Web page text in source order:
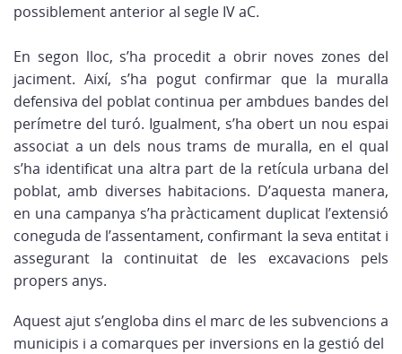
possiblement anterior al segle IV aC.
En segon lloc, s’ha procedit a obrir noves zones del
jaciment. Així, s’ha pogut confirmar que la muralla
defensiva del poblat continua per ambdues bandes del
perímetre del turó. Igualment, s’ha obert un nou espai
associat a un dels nous trams de muralla, en el qual
s’ha identificat una altra part de la retícula urbana del
poblat, amb diverses habitacions. D’aquesta manera,
en una campanya s’ha pràcticament duplicat l’extensió
coneguda de l’assentament, confirmant la seva entitat i
assegurant la continuitat de les excavacions pels
propers anys.
Aquest ajut s’engloba dins el marc de les subvencions a
municipis i a comarques per inversions en la gestió del